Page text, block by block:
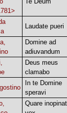
Laudate pueri
Domine ad
adiuvandum
Deus meus
clamabo
In te Domine
speravi
Quare